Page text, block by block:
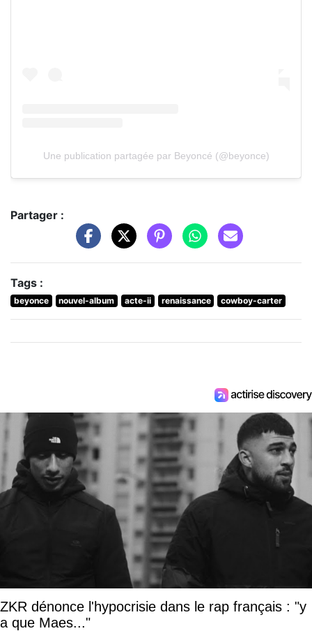
Une publication partagée par Beyoncé (@beyonce)
Partager :
Tags :
beyonce nouvel-album acte-ii renaissance cowboy-carter
ZKR dénonce l'hypocrisie dans le rap français : "y
a que Maes..."